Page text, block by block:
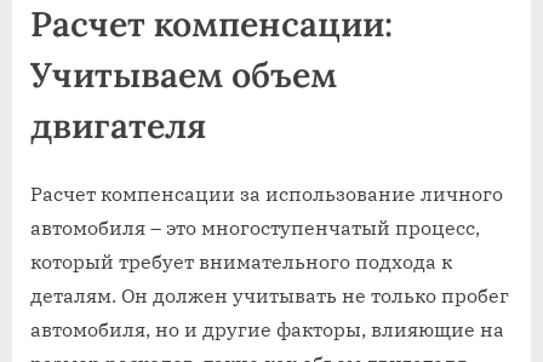
Расчет компенсации:
Учитываем объем
двигателя
Расчет компенсации за использование личного
автомобиля – это многоступенчатый процесс,
который требует внимательного подхода к
деталям. Он должен учитывать не только пробег
автомобиля, но и другие факторы, влияющие на